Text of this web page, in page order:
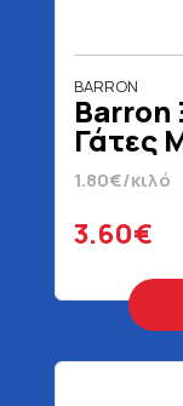
BARRON
Barron
Γάτες
kg
1.80€/κιλό
3.60€